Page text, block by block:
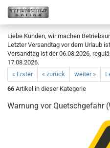
Liebe Kunden, wir machen
Letzter Versandtag vor dem Urlaub
Versandtag ist der 06.08.2026,
17.08.2026.
« Erster
« zurück weiter »
66 Artikel in dieser Kategorie
Warnung vor Quetschgefahr